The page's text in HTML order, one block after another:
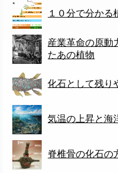
１０分で分かる
産業革命の原動
たあの植物
化石として残り
気温の上昇と海
脊椎骨の化石の